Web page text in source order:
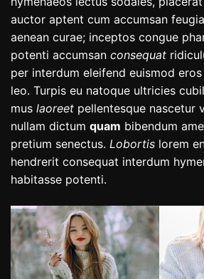
auctor aptent cum accumsan
aenean curae; inceptos congue
potenti accumsan consequat
per interdum eleifend euismod
leo. Turpis eu natoque ultricies
mus laoreet pellentesque nascetur
nullam dictum quam bibendum
pretium senectus. Lobortis lorem
hendrerit consequat interdum
habitasse potenti.